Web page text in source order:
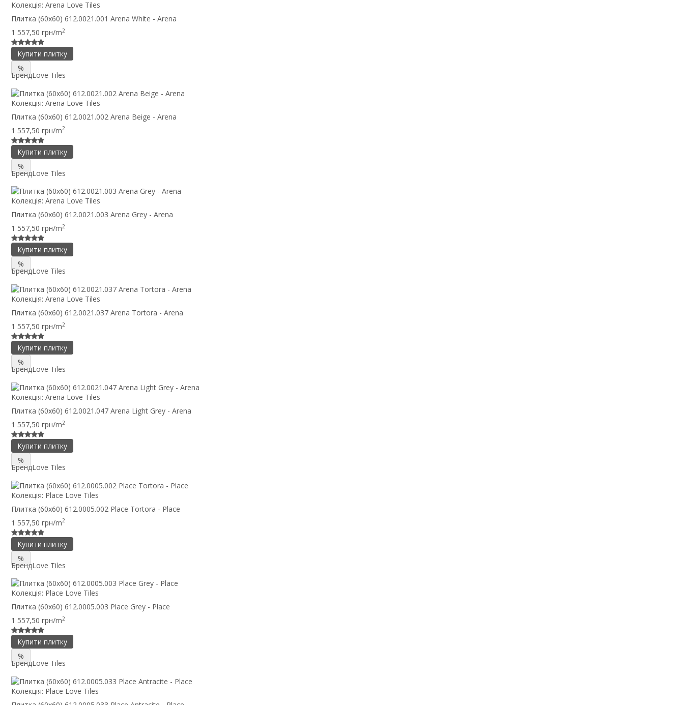
Колекція: Arena Love Tiles
Плитка (60x60) 612.0021.001 Arena White - Arena
1 557,50 грн/m2
Купити плитку
%
БрендLove Tiles
Колекція: Arena Love Tiles
Плитка (60x60) 612.0021.002 Arena Beige - Arena
1 557,50 грн/m2
Купити плитку
%
БрендLove Tiles
Колекція: Arena Love Tiles
Плитка (60x60) 612.0021.003 Arena Grey - Arena
1 557,50 грн/m2
Купити плитку
%
БрендLove Tiles
Колекція: Arena Love Tiles
Плитка (60x60) 612.0021.037 Arena Tortora - Arena
1 557,50 грн/m2
Купити плитку
%
БрендLove Tiles
Колекція: Arena Love Tiles
Плитка (60x60) 612.0021.047 Arena Light Grey - Arena
1 557,50 грн/m2
Купити плитку
%
БрендLove Tiles
Колекція: Place Love Tiles
Плитка (60x60) 612.0005.002 Place Tortora - Place
1 557,50 грн/m2
Купити плитку
%
БрендLove Tiles
Колекція: Place Love Tiles
Плитка (60x60) 612.0005.003 Place Grey - Place
1 557,50 грн/m2
Купити плитку
%
БрендLove Tiles
Колекція: Place Love Tiles